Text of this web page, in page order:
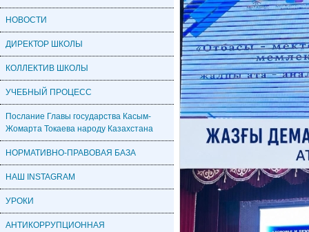
НОВОСТИ
ДИРЕКТОР ШКОЛЫ
КОЛЛЕКТИВ ШКОЛЫ
УЧЕБНЫЙ ПРОЦЕСС
Послание Главы государства Касым-
Жомарта Токаева народу Казахстана
НОРМАТИВНО-ПРАВОВАЯ БАЗА
НАШ INSTAGRAM
УРОКИ
АНТИКОРРУПЦИОННАЯ